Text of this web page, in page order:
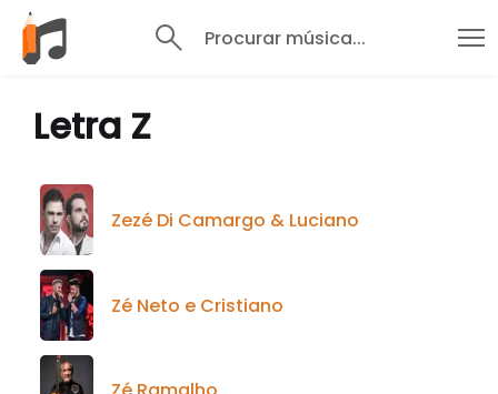
Procurar música...
Letra Z
Zezé Di Camargo & Luciano
Zé Neto e Cristiano